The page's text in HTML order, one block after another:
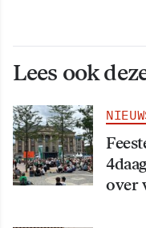
Lees ook
over